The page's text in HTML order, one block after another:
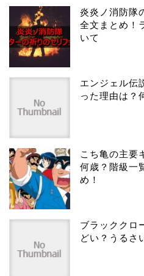
炎炎ノ消防隊
全文まとめ！
いて
エンジェル伝
った理由は？
こち亀の主要
何歳？階級一
め！
ブラッククロ
どい？うるさ